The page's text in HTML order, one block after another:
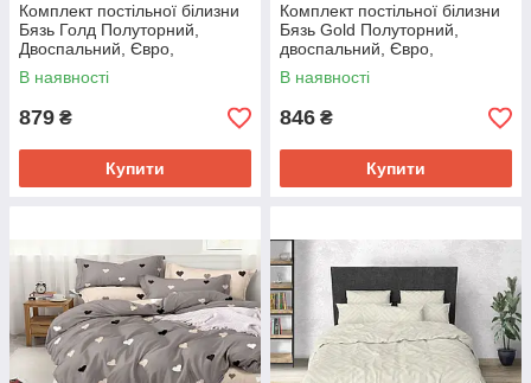
Комплект постільної білизни
Бязь Голд Полуторний,
Двоспальний, Євро,
Сімейний з принтом
Магнолія
В наявності
879 ₴
Купити
Комплект постільної білизни
Бязь Gold Полуторний,
двоспальний, Євро,
Сім'я Петля серая
Двоспальний
В наявності
846 ₴
Купити